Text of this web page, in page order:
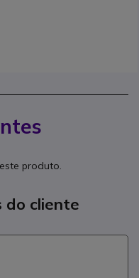
produto.
do cliente